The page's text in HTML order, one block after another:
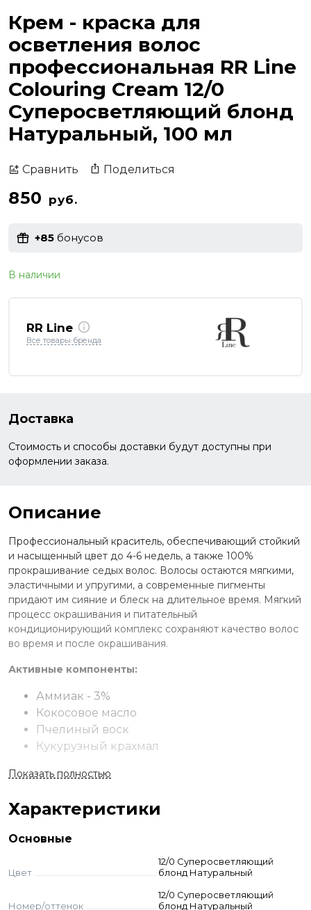
Крем - краска для
осветления волос
профессиональная RR Line
Colouring Cream 12/0
Суперосветляющий блонд
Натуральный, 100 мл
Сравнить Поделиться
850 руб.
+85 бонусов
В наличии
RR Line
Все товары бренда
Доставка
Стоимость и способы доставки будут доступны при
оформлении заказа.
Описание
Профессиональный краситель, обеспечивающий стойкий
и насыщенный цвет до 4-6 недель, а также 100%
прокрашивание седых волос. Волосы остаются мягкими,
эластичными и упругими, а современные пигменты
придают им сияние и блеск на длительное время. Мягкий
процесс окрашивания и питательный
кондиционирующий комплекс сохраняют качество волос
во время и после окрашивания.
Активные компоненты:
Аммиак - 3%
Кокосовое масло
Пчелиный воск
Кукурузный крахмал
Для всех видов классического
перманентного первичного и вторичного
Для тонирования натуральных и
Для освежения цвета ранее окрашенных
Показать полностью
Характеристики
Основные
Цвет
12/0 Суперосветляющий
блонд Натуральный
Номер/оттенок
12/0 Суперосветляющий
блонд Натуральный